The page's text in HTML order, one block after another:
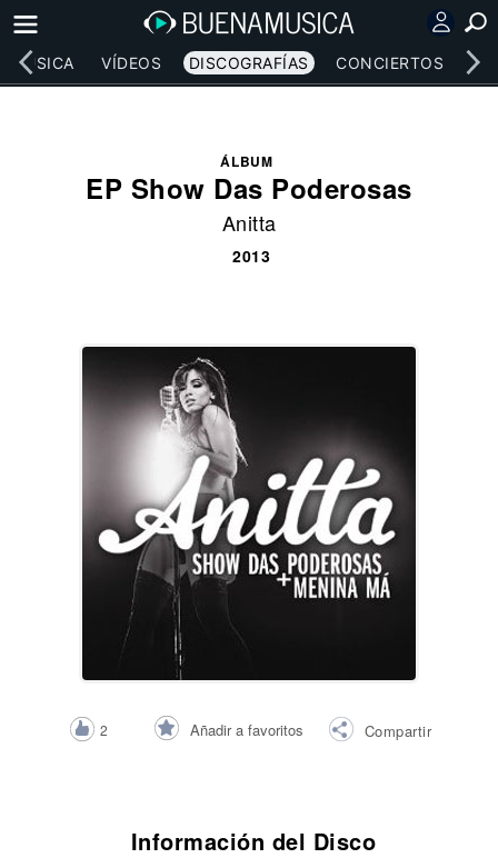
MÚSICA VÍDEOS DISCOGRAFÍAS CONCIERTOS
ÁLBUM
EP Show Das Poderosas
Anitta
2013
2 Añadir a favoritos Compartir
Información del Disco